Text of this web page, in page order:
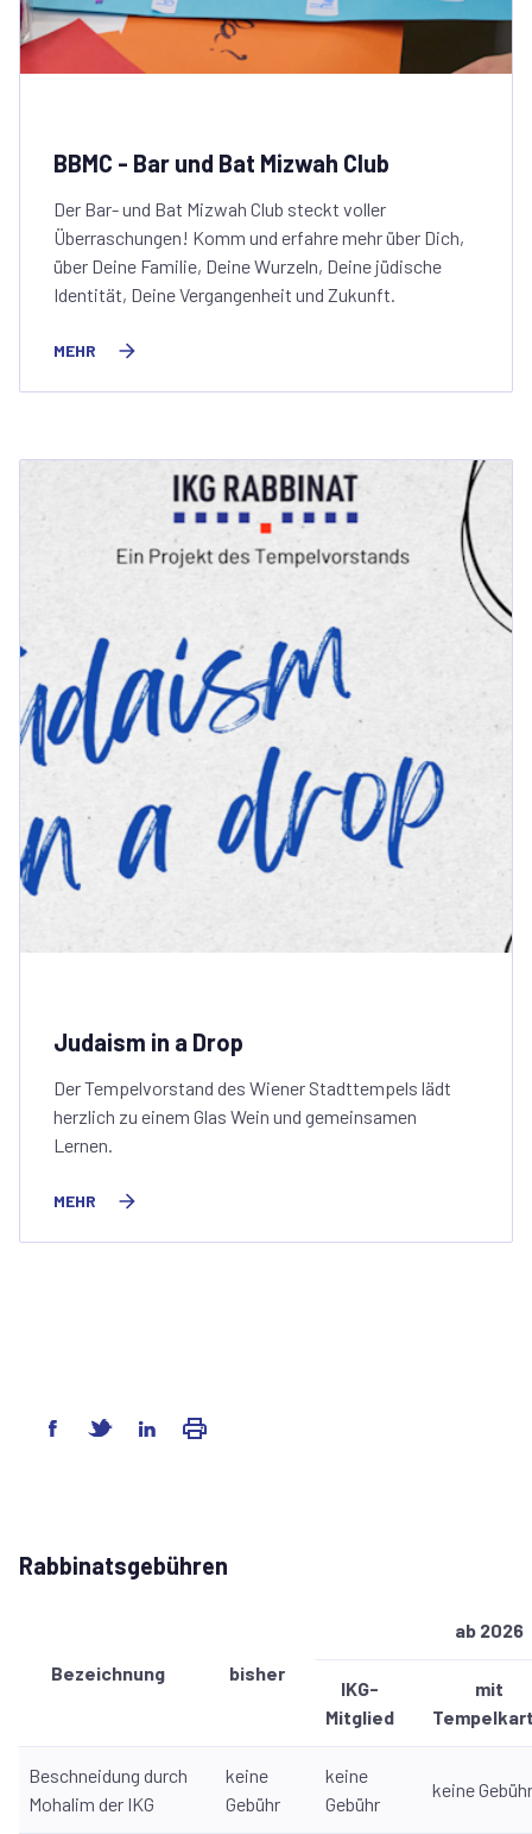
BBMC - Bar und Bat Mizwah Club
Der Bar- und Bat Mizwah Club steckt voller
Überraschungen! Komm und erfahre mehr über Dich,
über Deine Familie, Deine Wurzeln, Deine jüdische
Identität, Deine Vergangenheit und Zukunft.
MEHR
Judaism in a Drop
Der Tempelvorstand des Wiener Stadttempels lädt
herzlich zu einem Glas Wein und gemeinsamen
Lernen.
MEHR
Rabbinatsgebühren
Bezeichnung bisher
ab 2026
IKG-
Mitglied
mit
Beschneidung durch
Mohalim der IKG
keine
Gebühr
keine
Gebühr
keine Gebühr